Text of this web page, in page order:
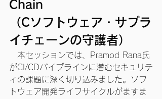
Chain
（Cソフトウェア・サプラ
イチェーンの守護者）
本セッションでは、Pramod Rana氏
がCI/CDパイプラインに潜むセキュリテ
ィの課題に深く切り込みました。ソフ
トウェア開発ライフサイクルがますま